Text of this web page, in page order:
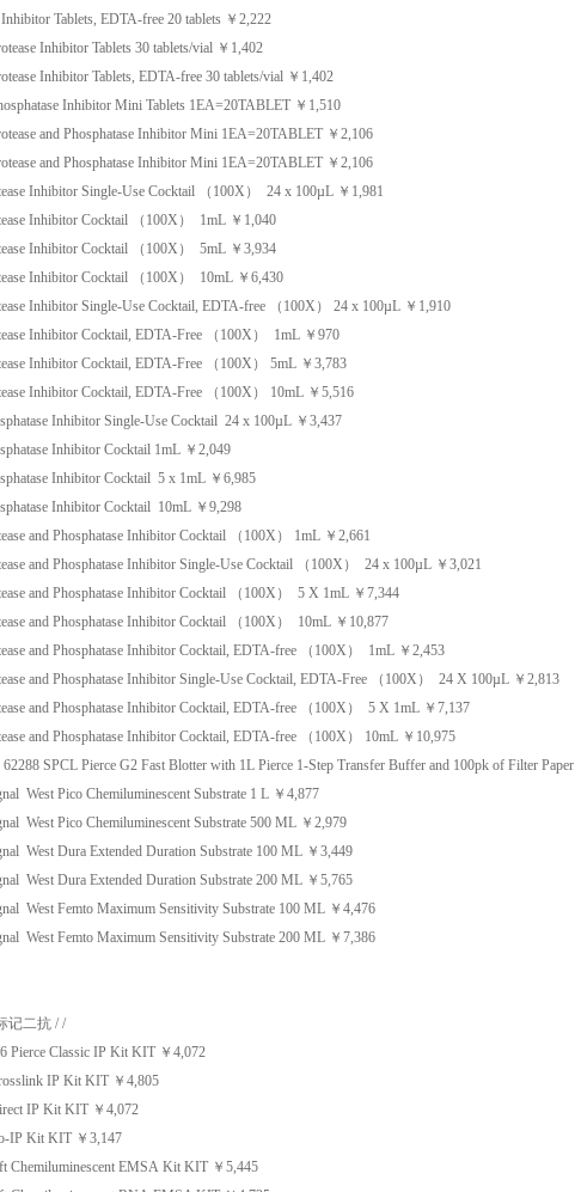
Inhibitor Tablets, EDTA-free 20 tablets ￥ 2,222
Inhibitor Tablets 30 tablets/vial ￥ 1,402
Inhibitor Tablets, EDTA-free 30 tablets/vial ￥ 1,402
Inhibitor Mini Tablets 1EA=20TABLET ￥ 1,510
and Phosphatase Inhibitor Mini 1EA=20TABLET ￥ 2,106
and Phosphatase Inhibitor Mini 1EA=20TABLET ￥ 2,106
Inhibitor Single-Use Cocktail （100X） 24 x 100µL ￥ 1,981
Inhibitor Cocktail （100X） 1mL ￥ 1,040
Inhibitor Cocktail （100X） 5mL ￥ 3,934
Inhibitor Cocktail （100X） 10mL ￥ 6,430
Inhibitor Single-Use Cocktail, EDTA-free （100X） 24 x 100µL ￥ 1,910
Inhibitor Cocktail, EDTA-Free （100X） 1mL ￥ 970
Inhibitor Cocktail, EDTA-Free （100X） 5mL ￥ 3,783
Inhibitor Cocktail, EDTA-Free （100X） 10mL ￥ 5,516
Inhibitor Single-Use Cocktail 24 x 100µL ￥ 3,437
Inhibitor Cocktail 1mL ￥ 2,049
Inhibitor Cocktail 5 x 1mL ￥ 6,985
Inhibitor Cocktail 10mL ￥ 9,298
and Phosphatase Inhibitor Cocktail （100X） 1mL ￥ 2,661
and Phosphatase Inhibitor Single-Use Cocktail （100X） 24 x 100µL ￥ 3,021
and Phosphatase Inhibitor Cocktail （100X） 5 X 1mL ￥ 7,344
and Phosphatase Inhibitor Cocktail （100X） 10mL ￥ 10,877
and Phosphatase Inhibitor Cocktail, EDTA-free （100X） 1mL ￥ 2,453
and Phosphatase Inhibitor Single-Use Cocktail, EDTA-Free （100X） 24 X 100µL ￥ 2,813
and Phosphatase Inhibitor Cocktail, EDTA-free （100X） 5 X 1mL ￥ 7,137
and Phosphatase Inhibitor Cocktail, EDTA-free （100X） 10mL ￥ 10,975
62288 SPCL Pierce G2 Fast Blotter with 1L Pierce 1-Step Transfer Buffer and 100pk of Filter Paper
West Pico Chemiluminescent Substrate 1 L ￥ 4,877
West Pico Chemiluminescent Substrate 500 ML ￥ 2,979
West Dura Extended Duration Substrate 100 ML ￥ 3,449
West Dura Extended Duration Substrate 200 ML ￥ 5,765
West Femto Maximum Sensitivity Substrate 100 ML ￥ 4,476
West Femto Maximum Sensitivity Substrate 200 ML ￥ 7,386
记二抗 / /
Pierce Classic IP Kit KIT ￥ 4,072
IP Kit KIT ￥ 4,805
IP Kit KIT ￥ 4,072
IP Kit KIT ￥ 3,147
Chemiluminescent EMSA Kit KIT ￥ 5,445